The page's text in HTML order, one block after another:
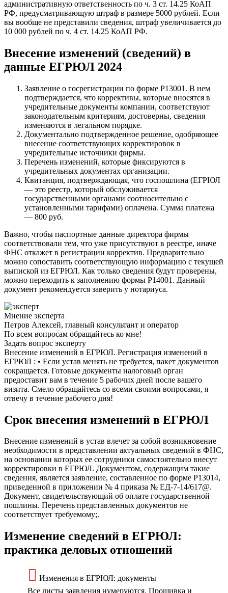
административную ответственность по ч. 3 ст. 14.25 КоАП
РФ, предусматривающую штраф в размере 5000 рублей. Если
вы вообще не представили сведения, штраф увеличивается до
10 000 рублей по ч. 4 ст. 14.25 КоАП РФ.
Внесение изменений (сведений) в
данные ЕГРЮЛ 2024
Заявление о госрегистрации по форме Р13001. В нем
подтверждается, что коррективы, которые вносятся в
учредительные документы компании, соответствуют
законодательным критериям, достоверны, сведения
изменяются в легальном порядке.
Документально подтвержденное решение, одобряющее
внесение соответствующих корректировок в
учредительные источники фирмы.
Перечень изменений, которые фиксируются в
учредительных документах организации.
Квитанция, подтверждающая, что госпошлина (ЕГРЮЛ
— это реестр, который обслуживается
государственными органами соотносительно с
установленными тарифами) оплачена. Сумма платежа
— 800 руб.
Важно, чтобы паспортные данные директора фирмы
соответствовали тем, что уже присутствуют в реестре, иначе
ФНС откажет в регистрации корректив. Предварительно
можно сопоставить соответствующую информацию с текущей
выпиской из ЕГРЮЛ. Как только сведения будут проверены,
можно переходить к заполнению формы Р14001. Данный
документ рекомендуется заверить у нотариуса.
Мнение эксперта
Петров Алексей, главный консультант и оператор
По всем вопросам обращайтесь ко мне!
Задать вопрос эксперту
Внесение изменений в ЕГРЮЛ. Регистрация изменений в
ЕГРЮЛ : • Если устав менять не требуется, пакет документов
сокращается. Готовые документы налоговый орган
предоставит вам в течение 5 рабочих дней после вашего
визита. Смело обращайтесь со всеми своими вопросами, я
отвечу в течение рабочего дня!
Срок внесения изменений в ЕГРЮЛ
Внесение изменений в устав влечет за собой возникновение
необходимости в представлении актуальных сведений в ФНС,
на основании которых ее сотрудники самостоятельно внесут
корректировки в ЕГРЮЛ. Документом, содержащим такие
сведения, является заявление, составленное по форме Р13014,
приведенной в приложении № 4 приказа № ЕД-7-14/617@.
Документ, свидетельствующий об оплате государственной
пошлины. Перечень представленных документов не
соответствует требуемому;.
Изменение сведений в ЕГРЮЛ:
практика деловых отношений
Изменения в ЕГРЮЛ: документы
Все листы заявления нумеруются. Прошивка и